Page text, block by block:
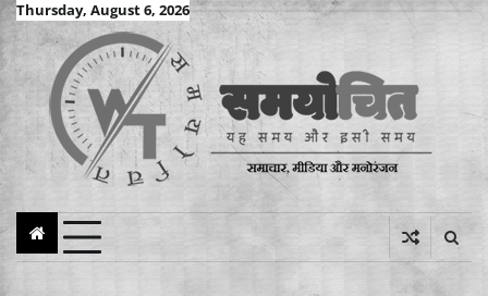
Skip
to
content
Thursday, August 6, 2026